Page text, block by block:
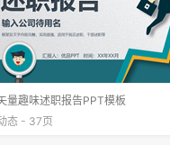
量趣味述职报告PPT模板
态 - 37页